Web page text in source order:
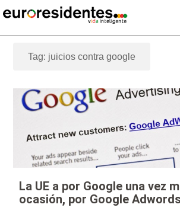
Tag: juicios contra google
La UE a por Google una vez
ocasión, por Google Adwords